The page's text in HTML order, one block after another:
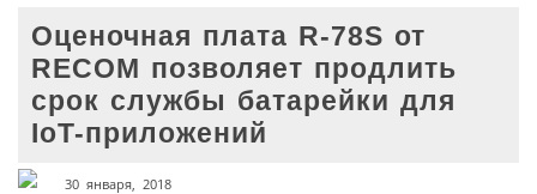
Оценочная плата R-78S от
RECOM позволяет продлить
срок службы батарейки для
IoT-приложений
30 января, 2018